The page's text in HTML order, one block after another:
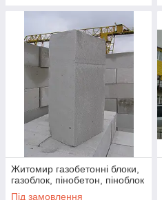
Житомир газобетонні блоки,
газоблок, пінобетон, піноблок
Під замовлення